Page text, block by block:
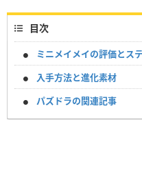
目次
ミニメイメイの評価とス
入手方法と進化素材
パズドラの関連記事